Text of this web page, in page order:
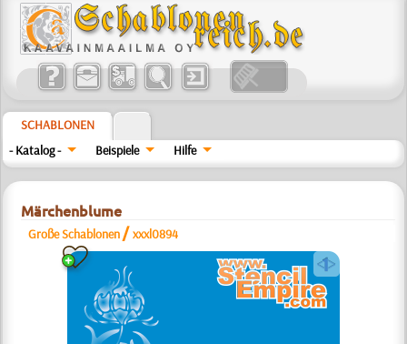
SCHABLONEN
- Katalog -
Beispiele Hilfe
Märchenblume
Große Schablonen /xxxl0894
a